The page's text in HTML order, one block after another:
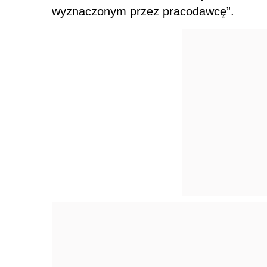
wyznaczonym przez pracodawcę”.